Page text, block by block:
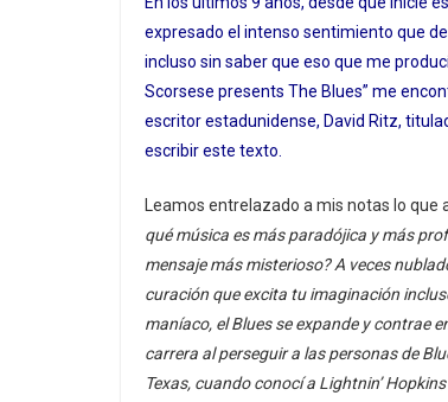
expresado el intenso sentimiento que
incluso sin saber que eso que me
Scorsese presents The Blues” me
escritor estadunidense, David Ritz,
escribir este texto.
Leamos entrelazado a mis notas lo que
qué música es más paradójica y más
mensaje más misterioso?A veces
curación que excita tu imaginación
maníaco, el Blues se expande y contrae
carrera al perseguir a las personas de
Texas, cuando conocí a Lightnin’